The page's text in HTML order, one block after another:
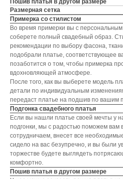
Пошив платья в другом размере
Размерная сетка
Примерка со стилистом
Во время примерки вы с
соберете полный свадебный образ.
рекомендации по выбору фасона,
подобрали платье, соответствующее
позаботится о том, чтобы примерка
вдохновляющей атмосфере.
После того, как вы выберете модель
детали по индивидуальным
передаст платье на подшив по вашим
Подгонка свадебного платья
Если вы нашли платье своей мечты у
подгонки, мы с радостью поможем вам
сотрудничаем, внесет все
сидело на вас безупречно, и вы были
торжестве будете выглядеть
комфортно.
Пошив платья в другом размере